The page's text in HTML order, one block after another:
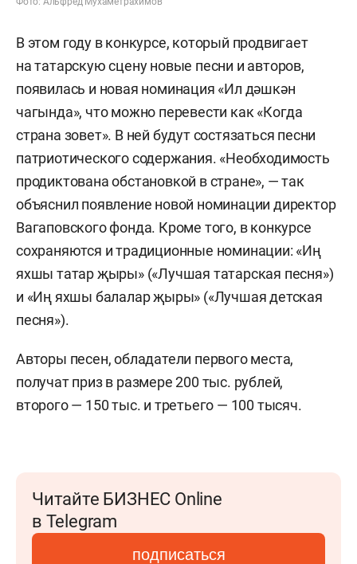
В этом году в конкурсе, который продвигает
на татарскую сцену новые песни и авторов,
появилась и новая номинация «Ил дәшкән
чагында», что можно перевести как «Когда
страна зовет». В ней будут состязаться песни
патриотического содержания. «Необходимость
продиктована обстановкой в стране», — так
объяснил появление новой номинации директор
Вагаповского фонда. Кроме того, в конкурсе
сохраняются и традиционные номинации: «Иң
яхшы татар җыры» («Лучшая татарская песня»)
и «Иң яхшы балалар җыры» («Лучшая детская
песня»).
Авторы песен, обладатели первого места,
получат приз в размере 200 тыс. рублей,
второго — 150 тыс. и третьего — 100 тысяч.
Читайте БИЗНЕС Online
в Telegram
подписаться